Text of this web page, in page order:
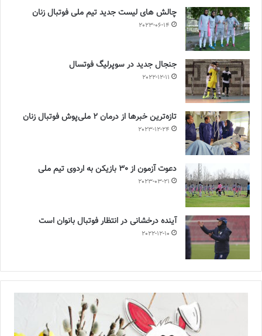
چالش هاى ليست جدید تيم ملى فوتبال زنان
2023-06-14
جنجال جدید در سوپرلیگ فوتسال
2022-12-11
تازه‌ترین خبرها از درمان ۲ ملی‌پوش فوتبال زنان
2023-12-24
دعوت آزمون از 30 بازیکن به اردوی تیم ملی
2023-03-21
آینده درخشانی در انتظار فوتبال بانوان است
2022-12-10